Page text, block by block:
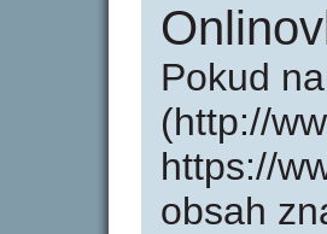
Pokud
(http://
https://
obsah